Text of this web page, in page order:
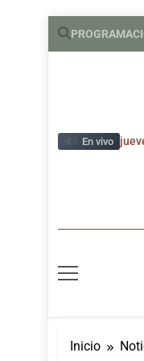
Saltar
En vivo
Inicio